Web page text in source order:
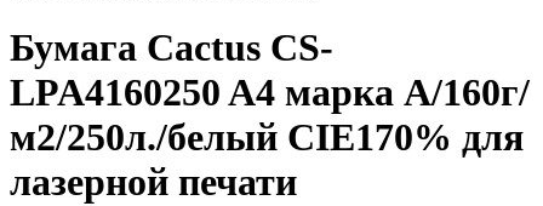
Бумага Cactus CS-
LPA4160250 A4 марка A/160г/
м2/250л./белый CIE170% для
лазерной печати